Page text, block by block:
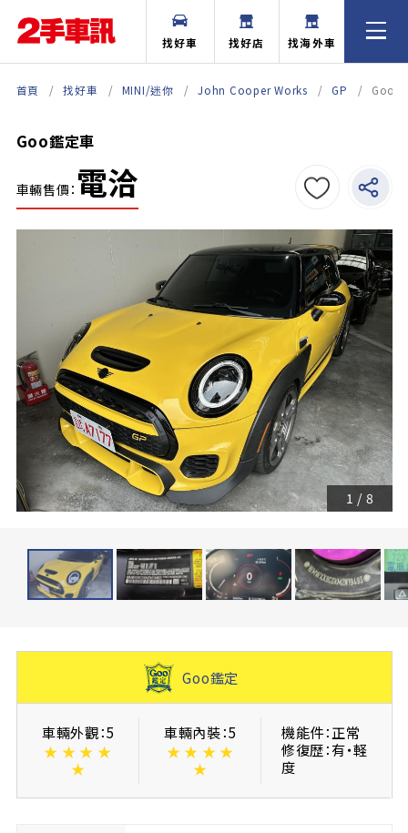
找好車 找好店 找海外車
首頁 找好車 MINI/迷你 John Cooper Works GP Goo
Goo鑑定車
車輛售價： 電洽
1 / 8
Goo鑑定
車輛外觀：5
★ ★ ★ ★
★
車輛內裝：5
★ ★ ★ ★
★
機能件：正常
修復歴：有・軽
度